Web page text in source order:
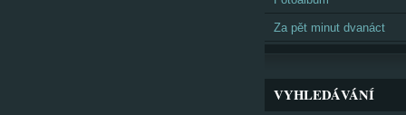
Za pět minut dvanáct
VYHLEDÁVÁNÍ